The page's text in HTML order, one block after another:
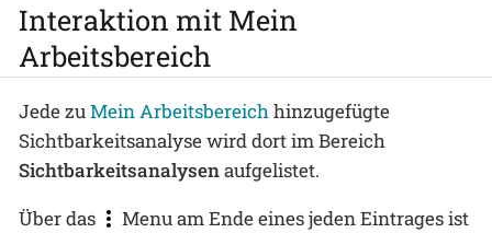
Interaktion mit Mein
Arbeitsbereich
Jede zuMein Arbeitsbereichhinzugefügte
Sichtbarkeitsanalyse wird dort im Bereich
Sichtbarkeitsanalysenaufgelistet.
Über das
Menu am Ende eines jeden Eintrages ist